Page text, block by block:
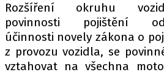
Rozšíření okruhu
povinnosti pojištění
účinnosti novely zákona o
z provozu vozidla, se
vztahovat na všechna